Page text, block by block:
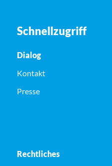
Schnellzugriff
Dialog
Kontakt
Presse
Rechtliches